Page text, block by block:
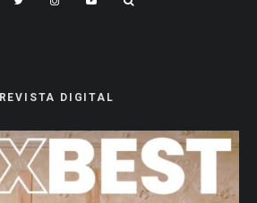
REVISTA DIGITAL